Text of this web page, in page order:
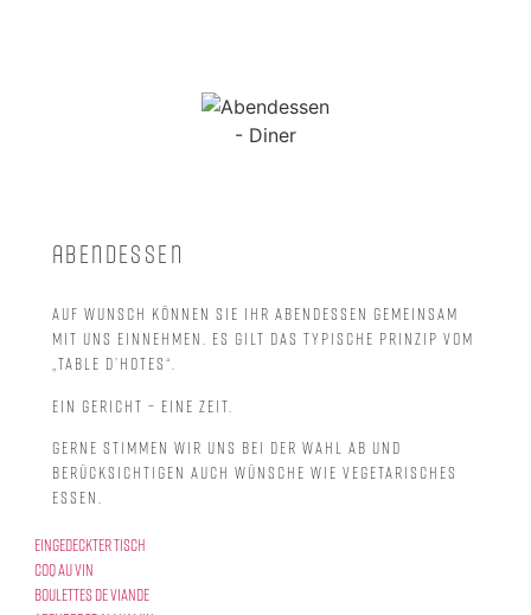
Abendessen
Auf Wunsch können Sie Ihr Abendessen gemeinsam
mit uns einnehmen. Es gilt das typische Prinzip vom
„table d’hotes“.
Ein Gericht – Eine Zeit.
Gerne stimmen wir uns bei der Wahl ab und
berücksichtigen auch Wünsche wie vegetarisches
Essen.
Eingedeckter Tisch
Coq au vin
Boulettes de viande